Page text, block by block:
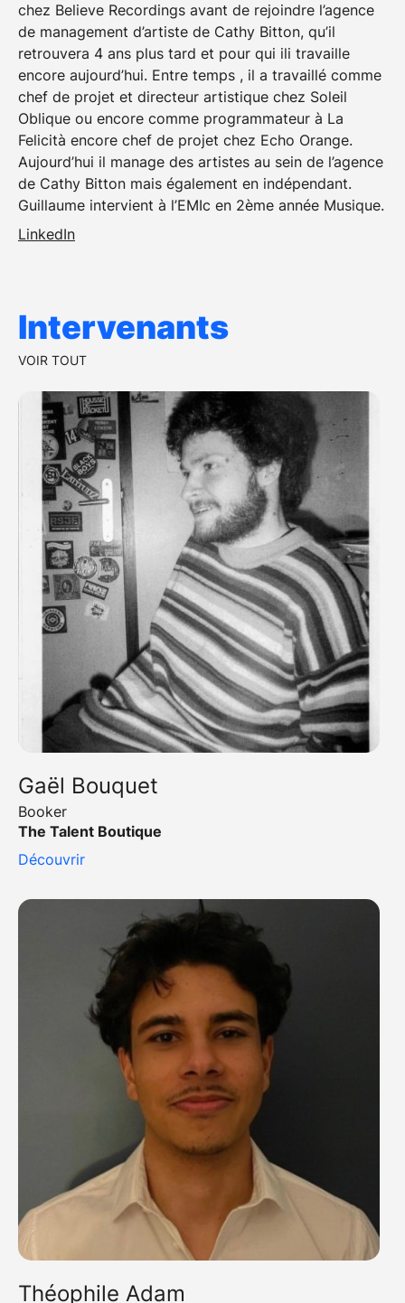
chez Believe Recordings avant de rejoindre l’agence
de management d’artiste de Cathy Bitton, qu’il
retrouvera 4 ans plus tard et pour qui ili travaille
encore aujourd’hui. Entre temps , il a travaillé comme
chef de projet et directeur artistique chez Soleil
Oblique ou encore comme programmateur à La
Felicità encore chef de projet chez Echo Orange.
Aujourd’hui il manage des artistes au sein de l’agence
de Cathy Bitton mais également en indépendant.
Guillaume intervient à l’EMIc en 2ème année Musique.
LinkedIn
Intervenants
VOIR TOUT
Gaël Bouquet
Booker
The Talent Boutique
Découvrir
Théophile Adam